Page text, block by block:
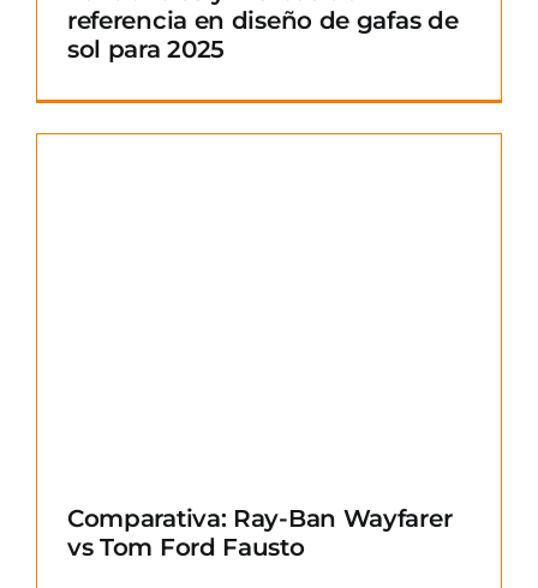
referencia en diseño de gafas de
sol para 2025
Comparativa: Ray-Ban Wayfarer
vs Tom Ford Fausto